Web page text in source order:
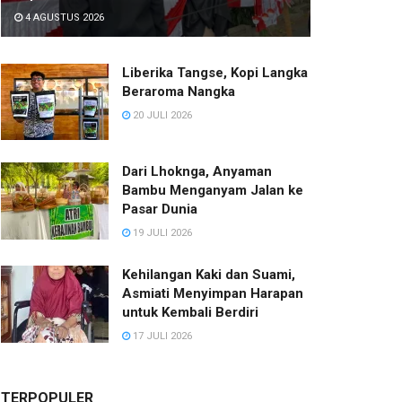
4 AGUSTUS 2026
Liberika Tangse, Kopi Langka
Beraroma Nangka
20 JULI 2026
Dari Lhoknga, Anyaman
Bambu Menganyam Jalan ke
Pasar Dunia
19 JULI 2026
Kehilangan Kaki dan Suami,
Asmiati Menyimpan Harapan
untuk Kembali Berdiri
17 JULI 2026
TERPOPULER